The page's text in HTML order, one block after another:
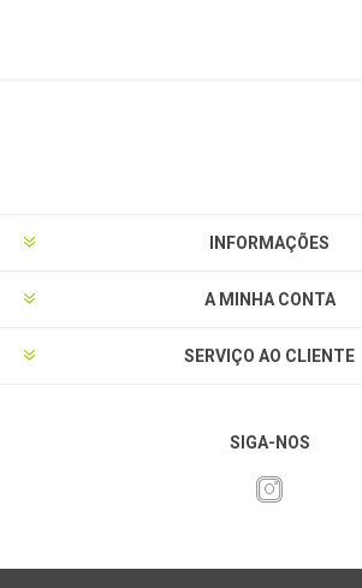
INFORMAÇÕES
A MINHA CONTA
SERVIÇO AO CLIENTE
SIGA-NOS